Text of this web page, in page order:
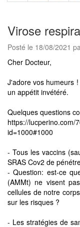
Virose
Posté le 18/08/2021
Cher Docteur,
J'adore vos humeurs
un appétit invétéré.
Quelques questions
https://lucperino.com/
id=1000#1000
- Tous les vaccins
SRAS Cov2 de
- Question: est-ce
(AMMt) ne visent
cellules de notre
sur les risques ?
- Les stratégies de